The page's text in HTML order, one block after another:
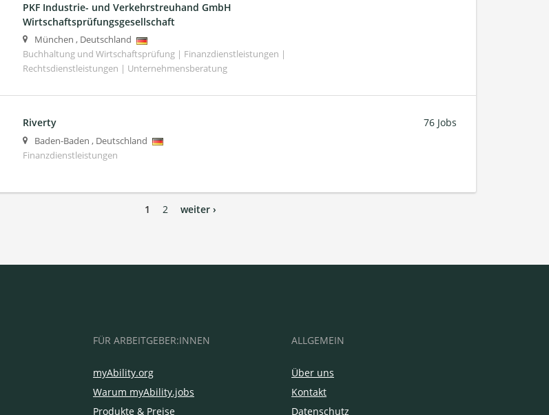
PKF Industrie- und Verkehrstreuhand GmbH
Wirtschaftsprüfungsgesellschaft
München , Deutschland
Buchhaltung und Wirtschaftsprüfung | Finanzdienstleistungen |
Rechtsdienstleistungen | Unternehmensberatung
Riverty
Baden-Baden , Deutschland
Finanzdienstleistungen
76 Jobs
1 2 weiter ›
FÜR ARBEITGEBER:INNEN
myAbility.org
Warum myAbility.jobs
Produkte & Preise
ALLGEMEIN
Über uns
Kontakt
Datenschutz